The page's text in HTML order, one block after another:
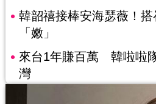
韓韶禧接棒安海瑟薇！
「嫩」
來台1年賺百萬 韓啦啦
灣